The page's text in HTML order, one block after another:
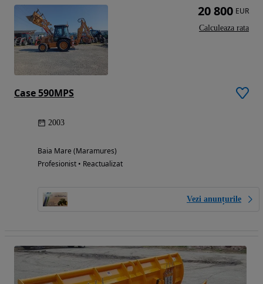
Case 590MPS
2003
Baia Mare (Maramures)
Profesionist • Reactualizat
Vezi anunțurile
20 800 EUR
Calculeaza rata